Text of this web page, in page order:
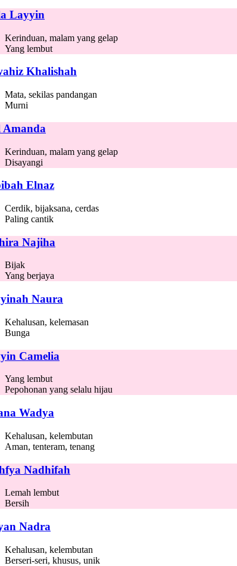
Layyin
Kerinduan, malam yang gelap
Yang lembut
Khalishah
Mata, sekilas pandangan
Murni
Kerinduan, malam yang gelap
Disayangi
Elnaz
Cerdik, bijaksana, cerdas
Paling cantik
Najiha
Bijak
Yang berjaya
Naura
Kehalusan, kelemasan
Bunga
Camelia
Yang lembut
Pepohonan yang selalu hijau
Wadya
Kehalusan, kelembutan
Aman, tenteram, tenang
Nadhifah
Lemah lembut
Bersih
Nadra
Kehalusan, kelembutan
Berseri-seri, khusus, unik